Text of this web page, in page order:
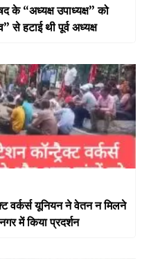
के “अध्यक्ष उपाध्यक्ष” को
से हटाई थी पूर्व अध्यक्ष
वर्कर्स यूनियन ने वेतन न मिलने
में किया प्रदर्शन